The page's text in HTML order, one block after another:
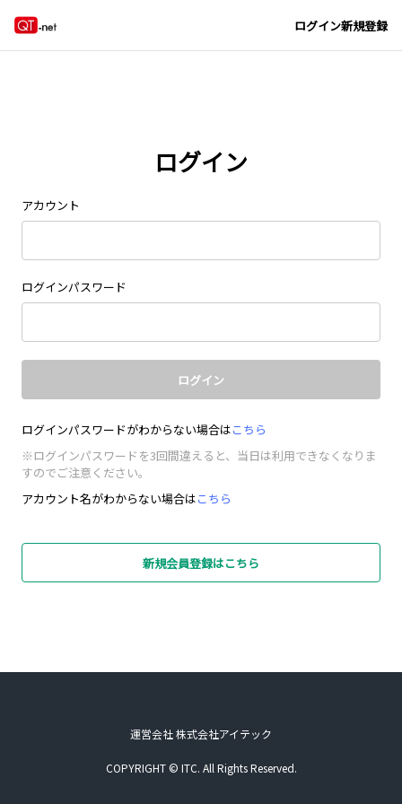
ログイン新規登録
ログイン
アカウント
ログインパスワード
ログイン
ログインパスワードがわからない場合はこちら
※ログインパスワードを3回間違えると、当日は利用できなくなりま
すのでご注意ください。
アカウント名がわからない場合はこちら
新規会員登録はこちら
運営会社 株式会社アイテック
COPYRIGHT © ITC. All Rights Reserved.